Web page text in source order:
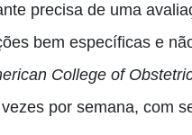
precisa de uma
bem específicas e
College of
por semana, com